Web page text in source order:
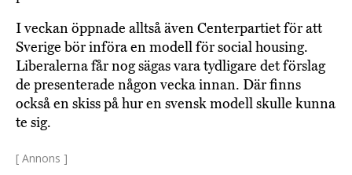
I veckan öppnade alltså även Centerpartiet för att
Sverige bör införa en modell för social housing.
Liberalerna får nog sägas vara tydligare det förslag
de presenterade någon vecka innan. Där finns
också en skiss på hur en svensk modell skulle kunna
te sig.
[ Annons ]